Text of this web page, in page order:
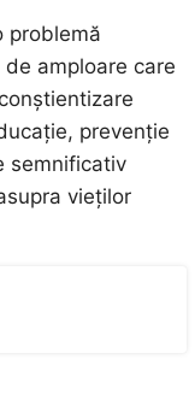
problemă
amploare care
prevenție
semnificativ
vieților